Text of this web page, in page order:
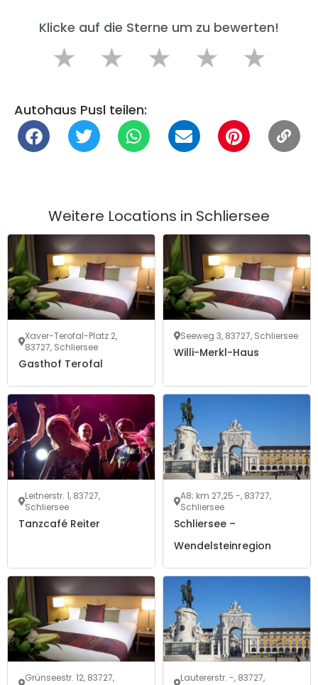
Klicke auf die Sterne um zu bewerten!
★ ★ ★ ★ ★
Autohaus Pusl teilen:
Weitere Locations in Schliersee
Xaver-Terofal-Platz 2,
83727, Schliersee
Gasthof Terofal
Seeweg 3, 83727, Schliersee
Willi-Merkl-Haus
Leitnerstr. 1, 83727,
Schliersee
Tanzcafé Reiter
A8; km 27,25 -, 83727,
Schliersee
Schliersee –
Wendelsteinregion
Grünseestr. 12, 83727,
Lautererstr. -, 83727,